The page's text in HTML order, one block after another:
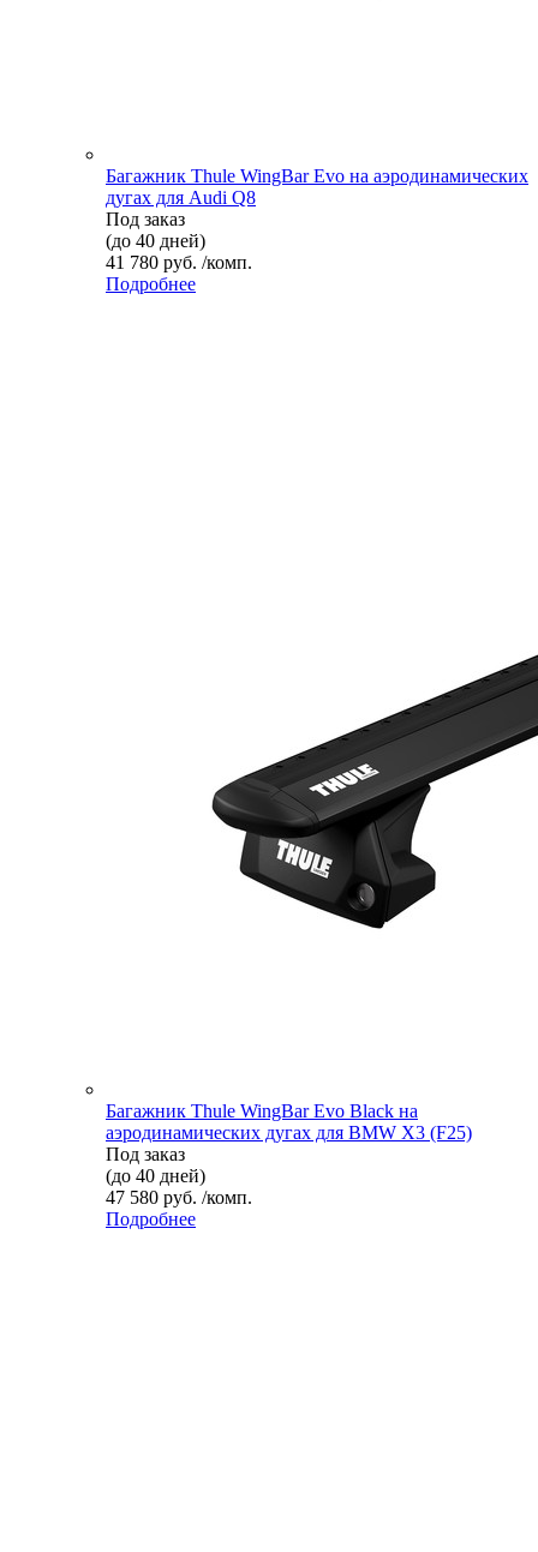
Багажник Thule WingBar Evo на аэродинамических
дугах для Audi Q8
Под заказ
(до 40 дней)
41 780 руб. /комп.
Подробнее
Багажник Thule WingBar Evo Black на
аэродинамических дугах для BMW X3 (F25)
Под заказ
(до 40 дней)
47 580 руб. /комп.
Подробнее